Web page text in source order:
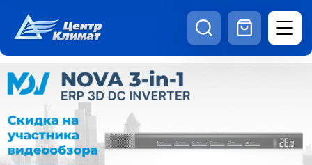
Каталог
Статьи
Наши работы Отзывы
8:00 - 20:00 Шоурум